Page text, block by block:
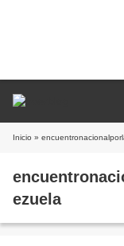
Inicio »
ezuela